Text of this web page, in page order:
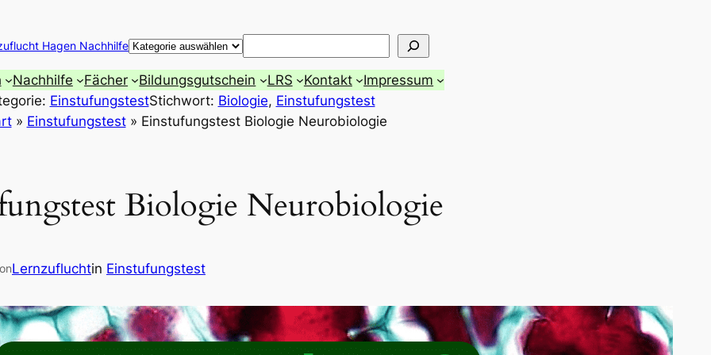
Hagen Nachhilfe Suchen
Nachhilfe Fächer Bildungsgutschein LRS Kontakt
Impressum
EinstufungstestStichwort: Biologie, Einstufungstest
» Einstufungstest» Einstufungstest Biologie Neurobiologie
Biologie Neurobiologie
Lernzufluchtin Einstufungstest